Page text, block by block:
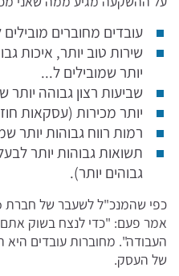
עובדים מחוברים
שירות טוב יותר, איכות
יותר שמובילים ל...
שביעות רצון גבוהה
יותר מכירות (עסקאות
רמות רווח גבוהות יותר
תשואות גבוהות יותר
גבוהים יותר).
אמר פעם: "כדי לנצח בשוק אתם
העבודה". מחוברות עובדים
של העסק.